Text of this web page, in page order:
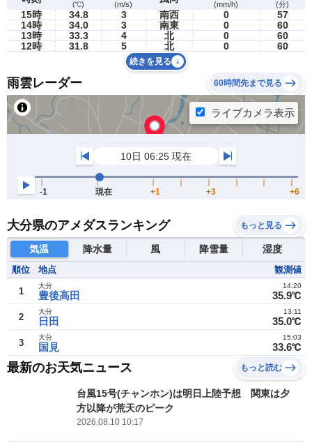
(℃) (m/s) (mm/h) (分)
15時 34.8 3 南西 0
57
14時
34.0 3 南東 0
60
13時
33.3 4 北 0
60
12時
31.8 5 北 0 60
続きを見る
雨雲レーダー 60時間先まで見る
大分県のアメダスランキング もっと見る
気温 降水量 風 降雪量 湿度
順位 地点 観測値
1 豊後高田
大分
35.9℃
14:20
2 日田
大分
35.0℃
13:11
3 国見
大分
33.6℃
15:03
最新のお天気ニュース もっと読む
台風15号(チャンホン)は明日上陸予想 関東は夕
方以降が荒天のピーク
2026.08.10 10:17